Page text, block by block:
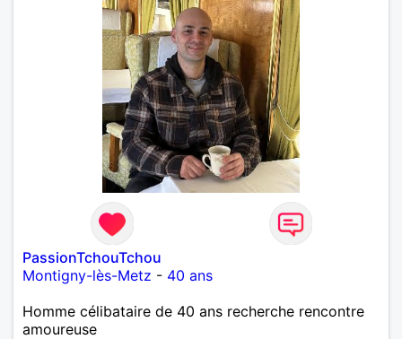
PassionTchouTchou
Montigny-lès-Metz - 40 ans
Homme célibataire de 40 ans recherche rencontre
amoureuse